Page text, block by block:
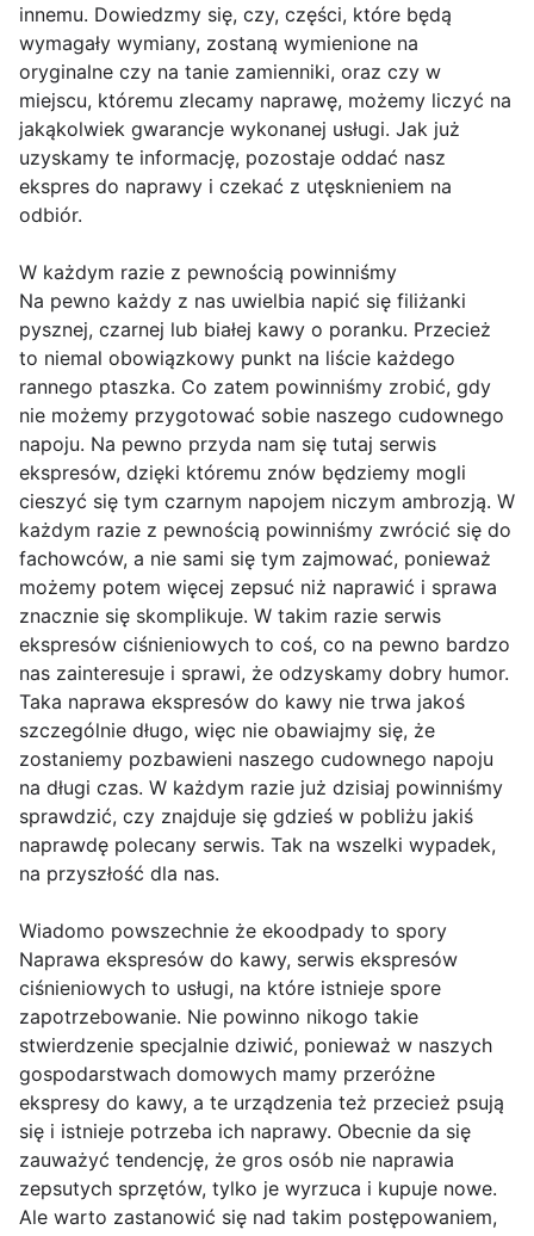
innemu. Dowiedzmy się, czy, części, które będą
wymagały wymiany, zostaną wymienione na
oryginalne czy na tanie zamienniki, oraz czy w
miejscu, któremu zlecamy naprawę, możemy liczyć na
jakąkolwiek gwarancje wykonanej usługi. Jak już
uzyskamy te informację, pozostaje oddać nasz
ekspres do naprawy i czekać z utęsknieniem na
odbiór.
W każdym razie z pewnością powinniśmy
Na pewno każdy z nas uwielbia napić się filiżanki
pysznej, czarnej lub białej kawy o poranku. Przecież
to niemal obowiązkowy punkt na liście każdego
rannego ptaszka. Co zatem powinniśmy zrobić, gdy
nie możemy przygotować sobie naszego cudownego
napoju. Na pewno przyda nam się tutaj serwis
ekspresów, dzięki któremu znów będziemy mogli
cieszyć się tym czarnym napojem niczym ambrozją. W
każdym razie z pewnością powinniśmy zwrócić się do
fachowców, a nie sami się tym zajmować, ponieważ
możemy potem więcej zepsuć niż naprawić i sprawa
znacznie się skomplikuje. W takim razie serwis
ekspresów ciśnieniowych to coś, co na pewno bardzo
nas zainteresuje i sprawi, że odzyskamy dobry humor.
Taka naprawa ekspresów do kawy nie trwa jakoś
szczególnie długo, więc nie obawiajmy się, że
zostaniemy pozbawieni naszego cudownego napoju
na długi czas. W każdym razie już dzisiaj powinniśmy
sprawdzić, czy znajduje się gdzieś w pobliżu jakiś
naprawdę polecany serwis. Tak na wszelki wypadek,
na przyszłość dla nas.
Wiadomo powszechnie że ekoodpady to spory
Naprawa ekspresów do kawy, serwis ekspresów
ciśnieniowych to usługi, na które istnieje spore
zapotrzebowanie. Nie powinno nikogo takie
stwierdzenie specjalnie dziwić, ponieważ w naszych
gospodarstwach domowych mamy przeróżne
ekspresy do kawy, a te urządzenia też przecież psują
się i istnieje potrzeba ich naprawy. Obecnie da się
zauważyć tendencję, że gros osób nie naprawia
zepsutych sprzętów, tylko je wyrzuca i kupuje nowe.
Ale warto zastanowić się nad takim postępowaniem,